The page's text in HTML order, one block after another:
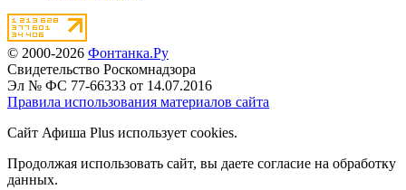
© 2000-2026 Фонтанка.Ру
Свидетельство Роскомнадзора
Эл № ФС 77-66333 от 14.07.2016
Правила использования материалов сайта
Сайт Афиша Plus использует cookies.
Продолжая использовать сайт, вы даете согласие на обработку
данных.